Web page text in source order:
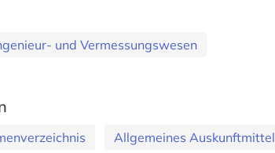
und Vermessungswesen
Allgemeines Auskunftmittel